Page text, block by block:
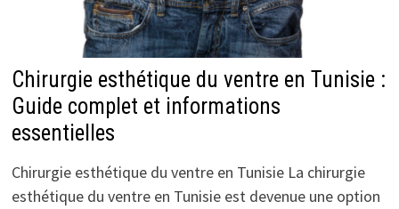
Chirurgie esthétique du ventre en Tunisie :
Guide complet et informations
essentielles
Chirurgie esthétique du ventre en Tunisie La chirurgie
esthétique du ventre en Tunisie est devenue une option